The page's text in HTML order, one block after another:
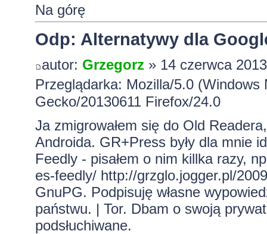
Na górę
Odp: Alternatywy dla
autor: Grzegorz» 14 czerwca
Przeglądarka: Mozilla/5.0
Gecko/20130611 Firefox/24.0
Ja zmigrowałem się do Old
Androida. GR+Press były dla mnie
Feedly - pisałem o nim killka razy,
es-feedly/ http://grzglo.jogger.pl/
GnuPG. Podpisuję własne
państwu. | Tor. Dbam o swoją
podsłuchiwane.